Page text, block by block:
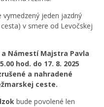
vymedzený jeden jazdný
v smere od Levočskej
Námestí Majstra Pavla
hod. do 17. 8. 2025
a nahradené
ceste.
bude povolené len